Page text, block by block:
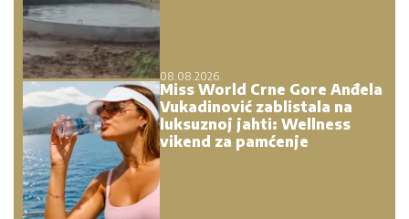
08.08.2026.
Miss World Crne Gore Anđela
Vukadinović zablistala na
luksuznoj jahti: Wellness
vikend za pamćenje